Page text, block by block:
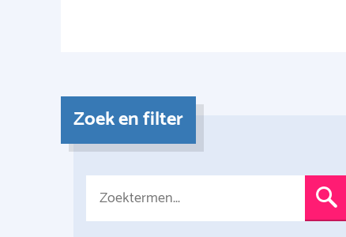
Zoek en filter